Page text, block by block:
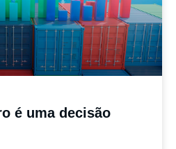
é uma decisão